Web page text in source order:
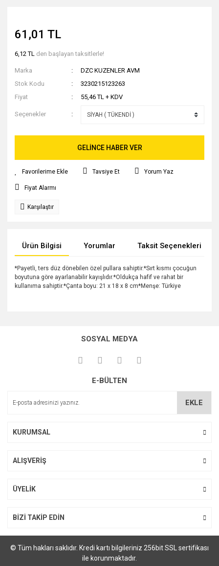
61,01 TL
6,12 TL den başlayan taksitlerle!
Marka
DZC KUZENLER AVM
Stok Kodu
3230215123263
Fiyat
55,46 TL + KDV
Seçenekler
GELİNCE HABER VER
Tavsiye Et Yorum Yaz
Fiyat Alarmı
Karşılaştır
Ürün Bilgisi Yorumlar Taksit Seçenekleri
*Payetli, ters düz dönebilen özel pullara sahiptir.*Sırt kısmı çocuğun
boyutuna göre ayarlanabilir kayışlıdır.*Oldukça hafif ve rahat bir
kullanıma sahiptir.*Çanta boyu: 21 x 18 x 8 cm*Menşe: Türkiye
kullanarak tarafımıza iletebilirsiniz.
Görüş ve önerileriniz için teşekkür ederiz.
Ürün açıklamasında eksik bilgiler bulunuyor.
SOSYAL MEDYA
E-BÜLTEN
EKLE
KURUMSAL
ALIŞVERİŞ
ÜYELİK
BİZİ TAKİP EDİN
© Tüm hakları saklıdır. Kredi kartı bilgileriniz 256bit SSL sertifikası
ile korunmaktadır.